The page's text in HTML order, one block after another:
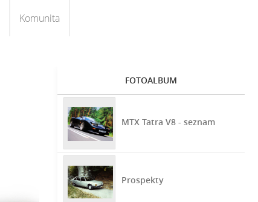
Komunita
FOTOALBUM
MTX Tatra V8 - seznam
Prospekty